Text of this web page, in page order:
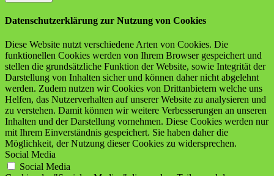
Datenschutzerklärung zur Nutzung von Cookies
Diese Website nutzt verschiedene Arten von Cookies. Die
funktionellen Cookies werden von Ihrem Browser gespeichert und
stellen die grundsätzliche Funktion der Website, sowie Integrität der
Darstellung von Inhalten sicher und können daher nicht abgelehnt
werden. Zudem nutzen wir Cookies von Drittanbietern welche uns
Helfen, das Nutzerverhalten auf unserer Website zu analysieren und
zu verstehen. Damit können wir weitere Verbesserungen an unseren
Inhalten und der Darstellung vornehmen. Diese Cookies werden nur
mit Ihrem Einverständnis gespeichert. Sie haben daher die
Möglichkeit, der Nutzung dieser Cookies zu widersprechen.
Social Media
Social Media